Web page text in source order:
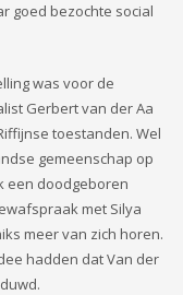
goed bezochte social
was voor de
Gerbert van der Aa
toestanden. Wel
gemeenschap op
een doodgeboren
met Silya
meer van zich horen.
hadden dat Van der